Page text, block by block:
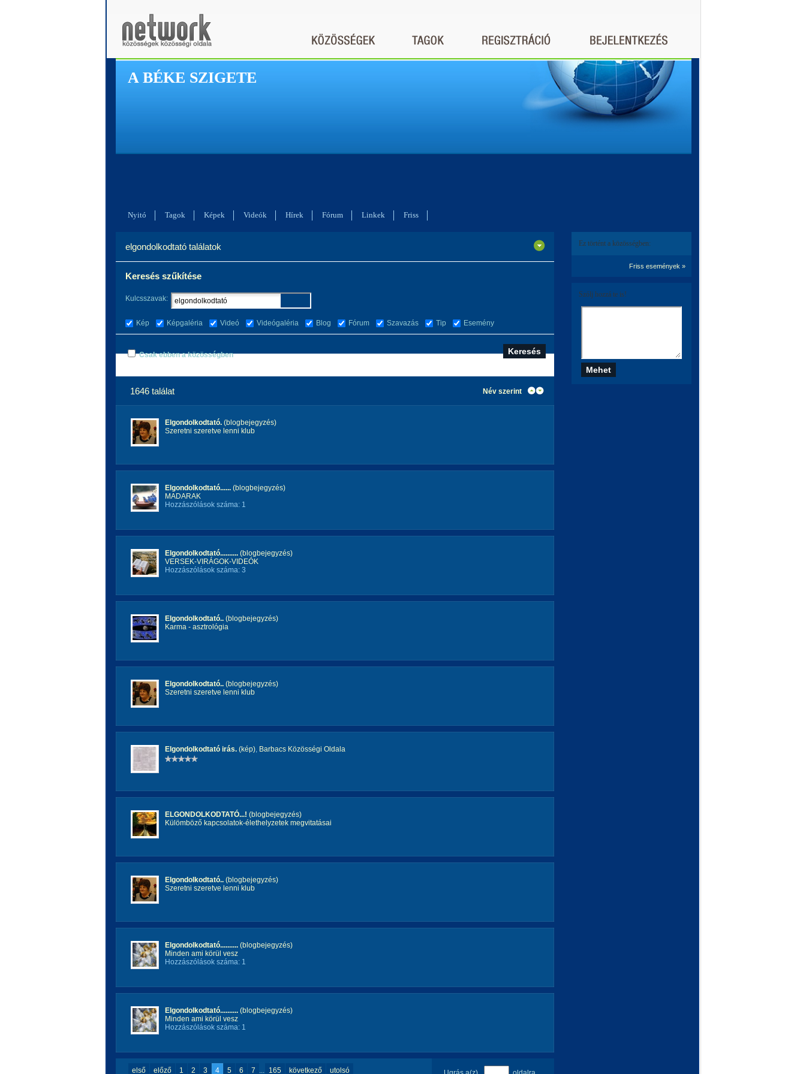
A BÉKE SZIGETE
Nyitó Tagok Képek Videók Hírek Fórum Linkek Friss
elgondolkodtató találatok
Keresés szűkítése
Kulcsszavak:
Kép Képgaléria Videó Videógaléria Blog Fórum Szavazás Tip Esemény
Csak ebben a közösségben
1646 találat Név szerint
Elgondolkodtató. (blogbejegyzés)
Szeretni szeretve lenni klub
Elgondolkodtató...... (blogbejegyzés)
MADARAK
Hozzászólások száma: 1
Elgondolkodtató.......... (blogbejegyzés)
VERSEK-VIRÁGOK-VIDEÓK
Hozzászólások száma: 3
Elgondolkodtató.. (blogbejegyzés)
Karma - asztrológia
Elgondolkodtató.. (blogbejegyzés)
Szeretni szeretve lenni klub
Elgondolkodtató irás. (kép), Barbacs Közösségi Oldala
ELGONDOLKODTATÓ...! (blogbejegyzés)
Külömböző kapcsolatok-élethelyzetek megvitatásai
Elgondolkodtató.. (blogbejegyzés)
Szeretni szeretve lenni klub
Elgondolkodtató.......... (blogbejegyzés)
Minden ami körül vesz
Hozzászólások száma: 1
Elgondolkodtató.......... (blogbejegyzés)
Minden ami körül vesz
Hozzászólások száma: 1
első előző 1 2 3 4 5 6 7 ... 165 következő utolsó
Ez történt a közösségben:
Friss események »
Szólj hozzá te is!